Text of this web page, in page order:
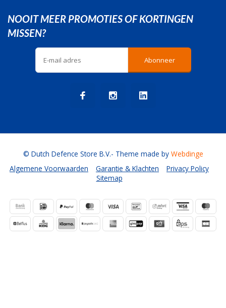
NOOIT MEER PROMOTIES OF KORTINGEN
MISSEN?
Abonneer
Algemene Voorwaarden Garantie & Klachten
Privacy Policy
Sitemap
© Dutch Defence Store B.V.- Theme made by Webdinge